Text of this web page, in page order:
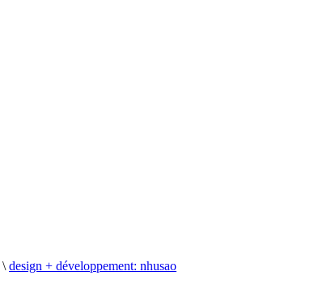
\ design + développement: nhusao